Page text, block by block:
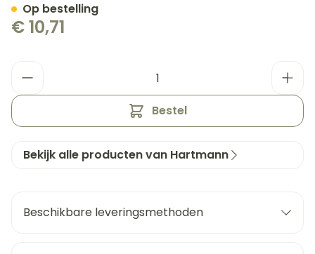
€ 10,71
Bestel
Op bestelling
Bekijk alle producten van Hartmann
Beschikbare leveringsmethoden